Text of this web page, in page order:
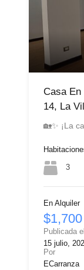
Casa En
14, La
🏡✨ ¡La
3
En Alquiler
$1,700
Publicada el
15 julio,
Por
ECarranza